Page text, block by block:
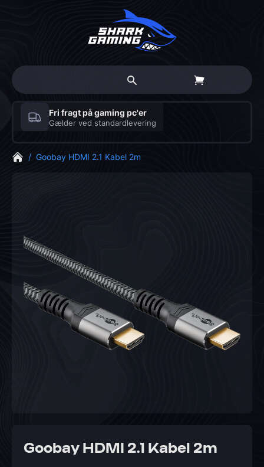
Fri fragt på gaming pc'er
Gælder ved standardlevering
/ Goobay HDMI 2.1 Kabel 2m
Goobay HDMI 2.1 Kabel 2m